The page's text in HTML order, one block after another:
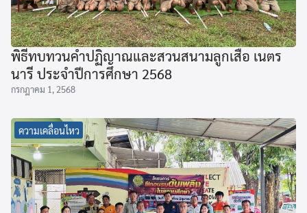
พิธีทบทวนคำปฏิญาณและสวนสนามลูกเสือ เนตร
นารี ประจำปีการศึกษา 2568
กรกฎาคม 1, 2568
ความเคลื่อนไหว